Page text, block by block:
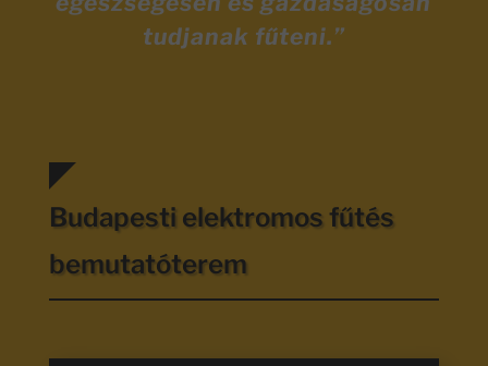
tudjanak fűteni.”
Budapesti elektromos fűtés
bemutatóterem